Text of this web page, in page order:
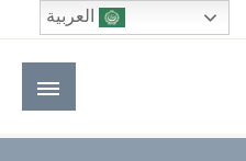
في العالم العربي
العربية